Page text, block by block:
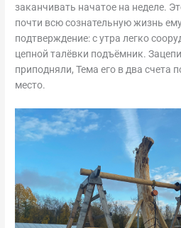
заканчивать начатое на неделе.
почти всю сознательную жизнь
подтверждение: с утра легко
цепной талёвки подъёмник.
приподняли, Тема его в два счета
место.